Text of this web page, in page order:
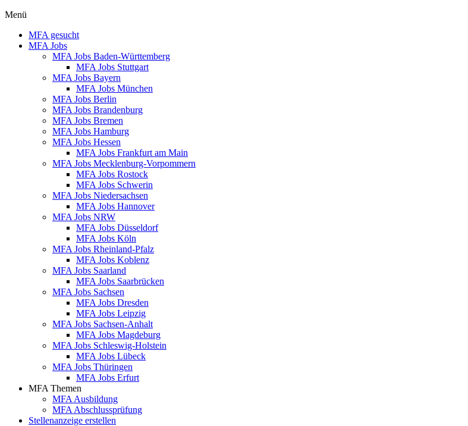
Menü
MFA gesucht
MFA Jobs
MFA Jobs Baden-Württemberg
MFA Jobs Stuttgart
MFA Jobs Bayern
MFA Jobs München
MFA Jobs Berlin
MFA Jobs Brandenburg
MFA Jobs Bremen
MFA Jobs Hamburg
MFA Jobs Hessen
MFA Jobs Frankfurt am Main
MFA Jobs Mecklenburg-Vorpommern
MFA Jobs Rostock
MFA Jobs Schwerin
MFA Jobs Niedersachsen
MFA Jobs Hannover
MFA Jobs NRW
MFA Jobs Düsseldorf
MFA Jobs Köln
MFA Jobs Rheinland-Pfalz
MFA Jobs Koblenz
MFA Jobs Saarland
MFA Jobs Saarbrücken
MFA Jobs Sachsen
MFA Jobs Dresden
MFA Jobs Leipzig
MFA Jobs Sachsen-Anhalt
MFA Jobs Magdeburg
MFA Jobs Schleswig-Holstein
MFA Jobs Lübeck
MFA Jobs Thüringen
MFA Jobs Erfurt
MFA Themen
MFA Ausbildung
MFA Abschlussprüfung
Stellenanzeige erstellen